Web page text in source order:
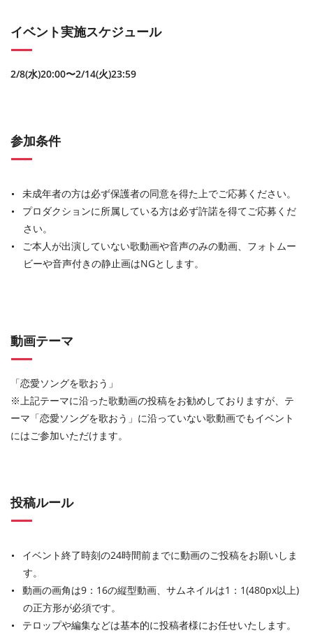
イベント実施スケジュール
2/8(水)20:00〜2/14(火)23:59
参加条件
未成年者の方は必ず保護者の同意を得た上でご応募ください。
プロダクションに所属している方は必ず許諾を得てご応募くだ
さい。
ご本人が出演していない歌動画や音声のみの動画、フォトムー
ビーや音声付きの静止画はNGとします。
動画テーマ
「恋愛ソングを歌おう」
※上記テーマに沿った歌動画の投稿をお勧めしておりますが、テ
ーマ「恋愛ソングを歌おう」に沿っていない歌動画でもイベント
にはご参加いただけます。
投稿ルール
イベント終了時刻の24時間前までに動画のご投稿をお願いしま
す。
動画の画角は9：16の縦型動画、サムネイルは1：1(480px以上)
の正方形が必須です。
テロップや編集などは基本的に投稿者様にお任せいたします。